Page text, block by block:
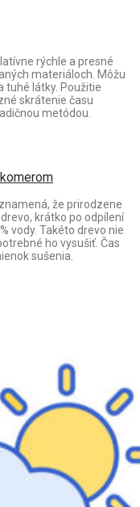
rýchle a presné
materiáloch. Môžu
tuhé látky. Použitie
skrátenie času
metódou.
že prirodzene
krátko po odpílení
vody. Takéto drevo nie
ho vysušiť. Čas
sušenia.